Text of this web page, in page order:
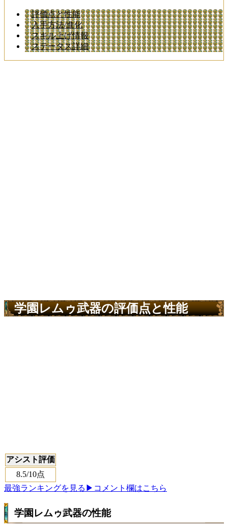
評価点と性能
入手方法/進化
スキル上げ情報
ステータス詳細
学園レムゥ武器の評価点と性能
アシスト評価
8.5/10点
最強ランキングを見る ▶コメント欄はこちら
学園レムゥ武器の性能